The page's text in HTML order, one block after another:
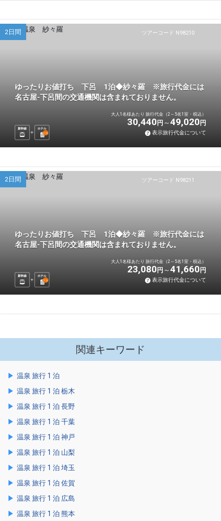
ツアーコード N98210
2日間
ゆったりお値打ち 下呂 1泊◆紗々羅 ※旅行代金には
名古屋-下呂間の交通機関は含まれておりません。
新幹線
ホテル
1 泊
大人1名様あたり 旅行代金（2～5名1室・税込）
30,440 円 49,020 円
表示旅行代金について
ツアーコード N98211
2日間
ゆったりお値打ち 下呂 1泊◆紗々羅 ※旅行代金には
名古屋-下呂間の交通機関は含まれておりません。
新幹線
ホテル
1 泊
大人1名様あたり 旅行代金（2～5名1室・税込）
23,080 円 41,660 円
表示旅行代金について
関連キーワード
温泉 旅行 1 泊
温泉 旅行 1 泊 栃木
温泉 旅行 1 泊 長野
温泉 旅行 1 泊 千葉
温泉 旅行 1 泊 神戸
温泉 旅行 1 泊 山梨
温泉 旅行 1 泊 埼玉
温泉 旅行 1 泊 佐賀
温泉 旅行 1 泊 広島
温泉 旅行 1 泊 熊本